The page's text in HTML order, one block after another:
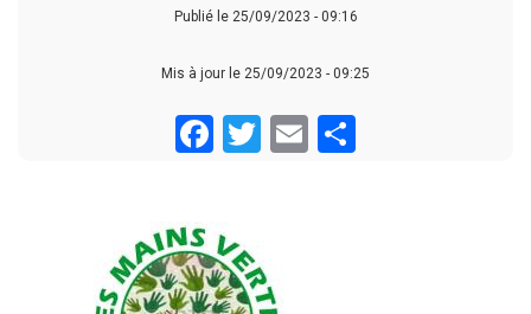
Publié le 25/09/2023 - 09:16
Mis à jour le 25/09/2023 - 09:25
Facebook
Twitter
Email